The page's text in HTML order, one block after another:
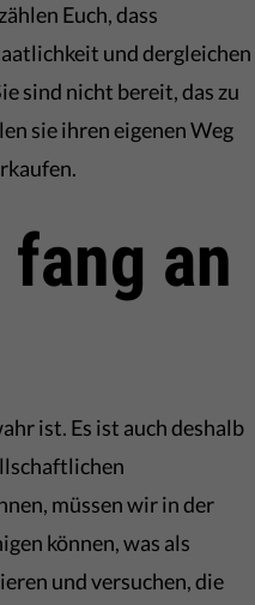
Euch, dass
und dergleichen
sind nicht bereit, das zu
sie ihren eigenen Weg
an
ist. Es ist auch deshalb
müssen wir in der
können, was als
und versuchen, die